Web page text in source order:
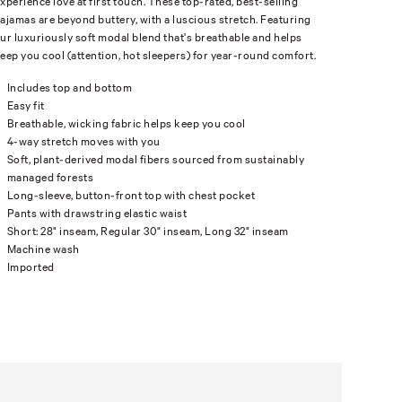
are beyond buttery, with a luscious stretch. Featuring
luxuriously soft modal blend that's breathable and helps
you cool (attention, hot sleepers) for year-round comfort.
Includes top and bottom
Easy fit
Breathable, wicking fabric helps keep you cool
4-way stretch moves with you
Soft, plant-derived modal fibers sourced from sustainably
managed forests
Long-sleeve, button-front top with chest pocket
Pants with drawstring elastic waist
Short: 28" inseam, Regular 30" inseam, Long 32" inseam
Machine wash
Imported